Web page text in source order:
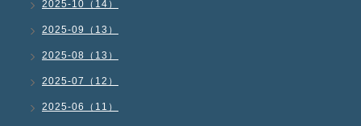
2025-10（14）
2025-09（13）
2025-08（13）
2025-07（12）
2025-06（11）